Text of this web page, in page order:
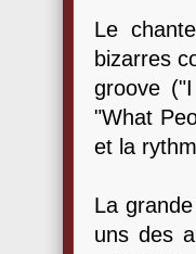
Le
bizarres
groove
"What
et la
La
uns des